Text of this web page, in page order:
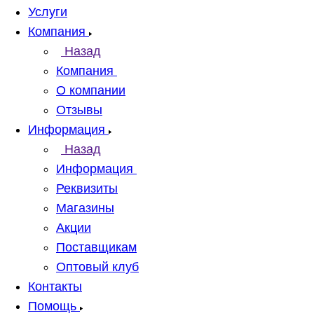
Услуги
Компания
Назад
Компания
О компании
Отзывы
Информация
Назад
Информация
Реквизиты
Магазины
Акции
Поставщикам
Оптовый клуб
Контакты
Помощь